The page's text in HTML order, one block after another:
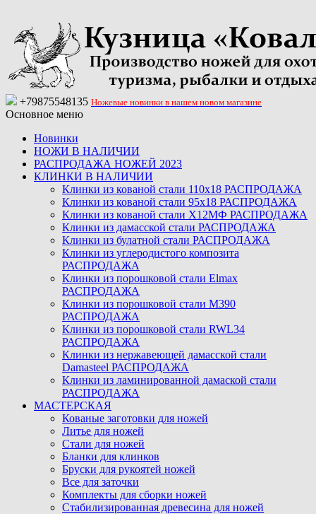
+79875548135 Ножевые новинки в нашем новом магазине
Основное меню
Новинки
НОЖИ В НАЛИЧИИ
РАСПРОДАЖА НОЖЕЙ 2023
КЛИНКИ В НАЛИЧИИ
Клинки из кованой стали 110х18 РАСПРОДАЖА
Клинки из кованой стали 95х18 РАСПРОДАЖА
Клинки из кованой стали Х12МФ РАСПРОДАЖА
Клинки из дамасской стали РАСПРОДАЖА
Клинки из булатной стали РАСПРОДАЖА
Клинки из углеродистого композита
РАСПРОДАЖА
Клинки из порошковой стали Elmax
РАСПРОДАЖА
Клинки из порошковой стали M390
РАСПРОДАЖА
Клинки из порошковой стали RWL34
РАСПРОДАЖА
Клинки из нержавеющей дамасской стали
Damasteel РАСПРОДАЖА
Клинки из ламинированной дамаской стали
РАСПРОДАЖА
МАСТЕРСКАЯ
Кованые заготовки для ножей
Литье для ножей
Стали для ножей
Бланки для клинков
Бруски для рукоятей ножей
Все для заточки
Комплекты для сборки ножей
Стабилизированная древесина для ножей